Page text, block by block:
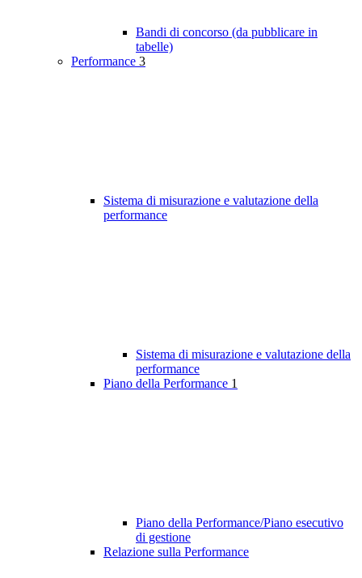
Bandi di concorso (da pubblicare in
tabelle)
Performance 3
Sistema di misurazione e valutazione della
performance
Sistema di misurazione e valutazione della
performance
Piano della Performance 1
Piano della Performance/Piano esecutivo
di gestione
Relazione sulla Performance